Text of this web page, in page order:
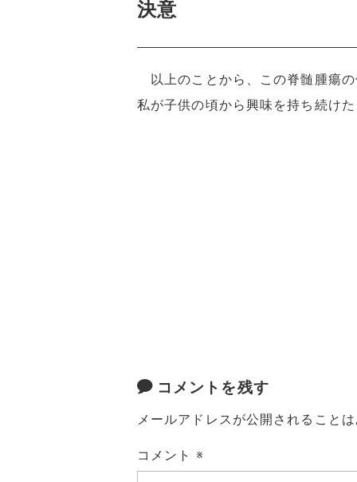
決意
以上のことから、この脊髄腫瘍
私が子供の頃から興味を持ち続け
コメントを残す
メールアドレスが公開されること
コメント ※